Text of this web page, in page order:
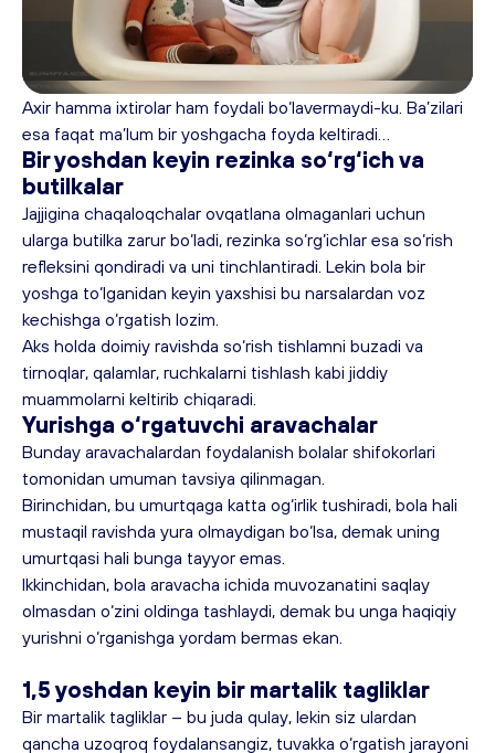
Axir hamma ixtirolar ham foydali bo‘lavermaydi-ku. Ba’zilari
esa faqat ma’lum bir yoshgacha foyda keltiradi…
Bir yoshdan keyin rezinka so‘rg‘ich va
butilkalar
Jajjigina chaqaloqchalar ovqatlana olmaganlari uchun
ularga butilka zarur bo‘ladi, rezinka so‘rg‘ichlar esa so‘rish
refleksini qondiradi va uni tinchlantiradi. Lekin bola bir
yoshga to‘lganidan keyin yaxshisi bu narsalardan voz
kechishga o‘rgatish lozim.
Aks holda doimiy ravishda so‘rish tishlamni buzadi va
tirnoqlar, qalamlar, ruchkalarni tishlash kabi jiddiy
muammolarni keltirib chiqaradi.
Yurishga o‘rgatuvchi aravachalar
Bunday aravachalardan foydalanish bolalar shifokorlari
tomonidan umuman tavsiya qilinmagan.
Birinchidan, bu umurtqaga katta og‘irlik tushiradi, bola hali
mustaqil ravishda yura olmaydigan bo‘lsa, demak uning
umurtqasi hali bunga tayyor emas.
Ikkinchidan, bola aravacha ichida muvozanatini saqlay
olmasdan o‘zini oldinga tashlaydi, demak bu unga haqiqiy
yurishni o‘rganishga yordam bermas ekan.
1,5 yoshdan keyin bir martalik tagliklar
Bir martalik tagliklar – bu juda qulay, lekin siz ulardan
qancha uzoqroq foydalansangiz, tuvakka o‘rgatish jarayoni